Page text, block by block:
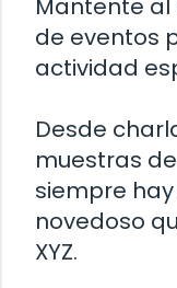
Mantente
de eventos
actividad
Desde
muestras
siempre
novedoso
XYZ.